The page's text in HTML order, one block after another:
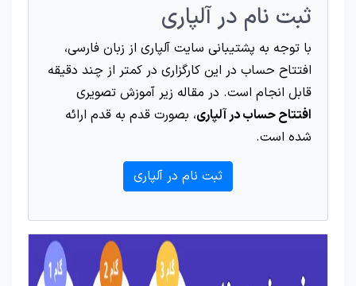
ثبت نام در آلپاری
با توجه به پشتیبانی سایت آلپاری از زبان فارسی،
افتتاح حساب در این کارگزاری در کمتر از چند دقیقه
قابل انجام است. در مقاله زیر آموزش تصویری
افتتاح حساب در آلپاری، بصورت قدم به قدم ارائه
شده است.
ثبت نام در آلپاری